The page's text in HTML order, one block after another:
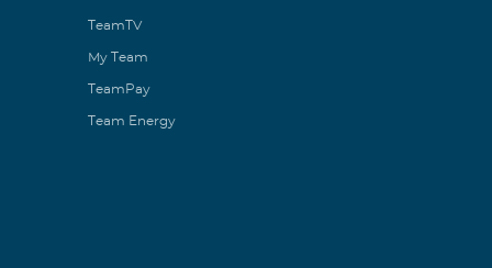
TeamTV
My Team
TeamPay
Team Energy